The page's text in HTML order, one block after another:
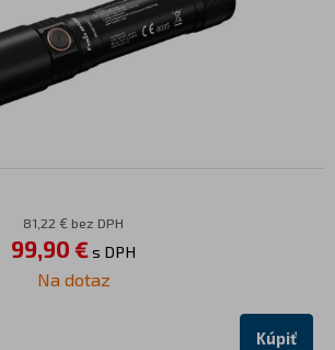
81,22 € bez DPH
99,90 €s DPH
Na dotaz
Kúpiť